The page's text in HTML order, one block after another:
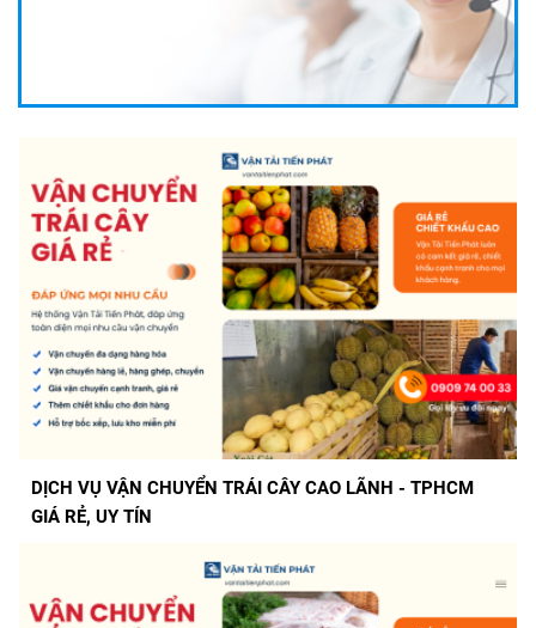
DỊCH VỤ VẬN CHUYỂN TRÁI CÂY CẦN THƠ ĐI TPHCM
GIÁ RẺ, UY TÍN
DỊCH VỤ VẬN CHUYỂN TRÁI CÂY CAO LÃNH - TPHCM
GIÁ RẺ, UY TÍN